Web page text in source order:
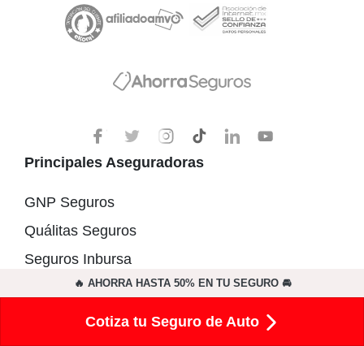
🔥 AHORRA HASTA 50% EN TU SEGURO 🚘
Cotiza tu Seguro de Auto
Principales Aseguradoras
GNP Seguros
Quálitas Seguros
Seguros Inbursa
Mapfre Seguros
Chubb Seguros